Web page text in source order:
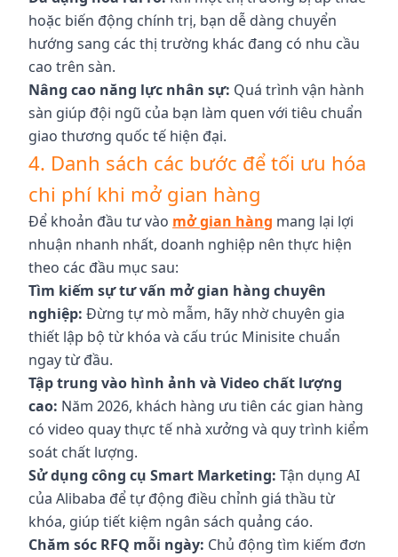
hoặc biến động chính trị, bạn dễ dàng chuyển
hướng sang các thị trường khác đang có nhu cầu
cao trên sàn.
Nâng cao năng lực nhân sự: Quá trình vận hành
sàn giúp đội ngũ của bạn làm quen với tiêu chuẩn
giao thương quốc tế hiện đại.
4. Danh sách các bước để tối ưu hóa
chi phí khi mở gian hàng
Để khoản đầu tư vào mở gian hàng mang lại lợi
nhuận nhanh nhất, doanh nghiệp nên thực hiện
theo các đầu mục sau:
Tìm kiếm sự tư vấn mở gian hàng chuyên
nghiệp: Đừng tự mò mẫm, hãy nhờ chuyên gia
thiết lập bộ từ khóa và cấu trúc Minisite chuẩn
ngay từ đầu.
Tập trung vào hình ảnh và Video chất lượng
cao: Năm 2026, khách hàng ưu tiên các gian hàng
có video quay thực tế nhà xưởng và quy trình kiểm
soát chất lượng.
Sử dụng công cụ Smart Marketing: Tận dụng AI
của Alibaba để tự động điều chỉnh giá thầu từ
khóa, giúp tiết kiệm ngân sách quảng cáo.
Chăm sóc RFQ mỗi ngày: Chủ động tìm kiếm đơn